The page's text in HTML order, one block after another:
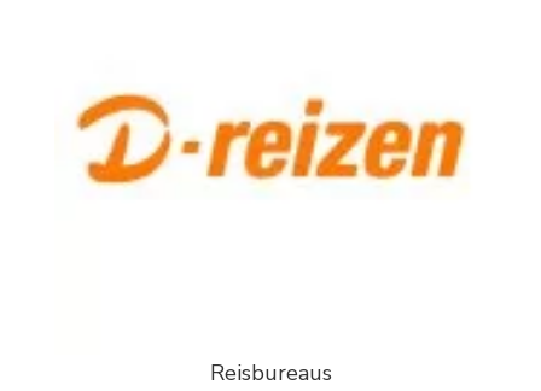
Reisbureaus